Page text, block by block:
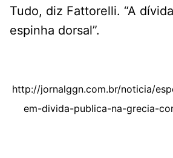
Tudo, diz Fattorelli. “A
espinha dorsal”.
http://jornalggn.com.br/noticia/
em-divida-publica-na-grecia-